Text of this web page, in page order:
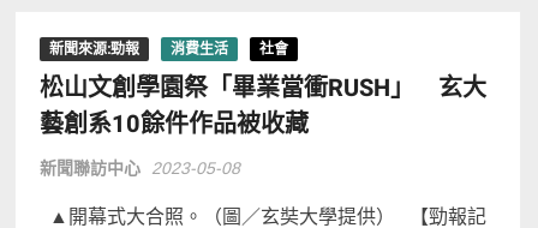
新聞來源:勁報 消費生活 社會
松山文創學園祭「畢業當衝RUSH」 玄大
藝創系10餘件作品被收藏
新聞聯訪中心 2023-05-08
▲開幕式大合照。（圖／玄奘大學提供） 【勁報記